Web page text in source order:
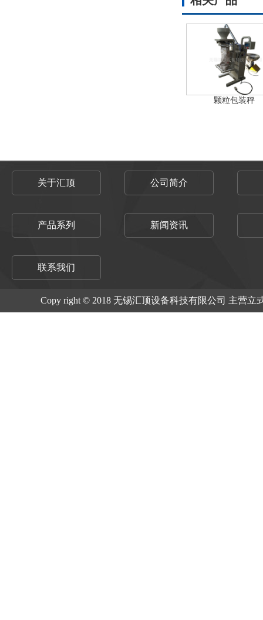
颗粒包装秤
关于汇顶 公司简介
产品系列 新闻资讯
联系我们
Copy right © 2018 无锡汇顶设备科技有限公司